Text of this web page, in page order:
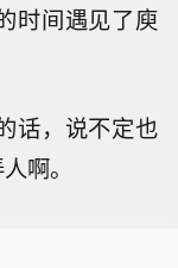
时间遇见了庾
话，说不定也
啊。